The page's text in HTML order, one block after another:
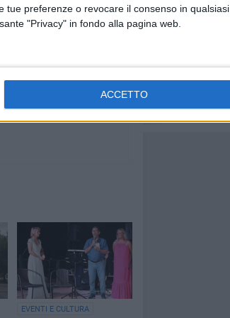
tue preferenze o revocare il consenso in qualsiasi
"Privacy" in fondo alla pagina web.
ACCETTO
va alla
e dedizione, rendono
EVENTI E CULTURA